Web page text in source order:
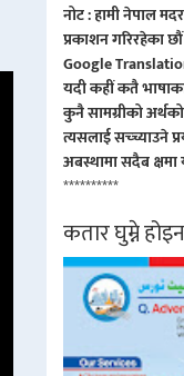
नोट : हामी नेपाल
प्रकाशन गरिरहेका छौं
Google
यदी कहीं कतै
कुनै सामग्रीको
त्यसलाई सच्च्याउने
अबस्थामा सदैब क्षमा
**********
कतार घुम्ने